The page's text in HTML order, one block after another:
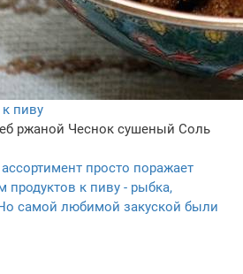
пиву
ржаной Чеснок сушеный Соль
просто поражает
продуктов к пиву - рыбка,
самой любимой закуской были